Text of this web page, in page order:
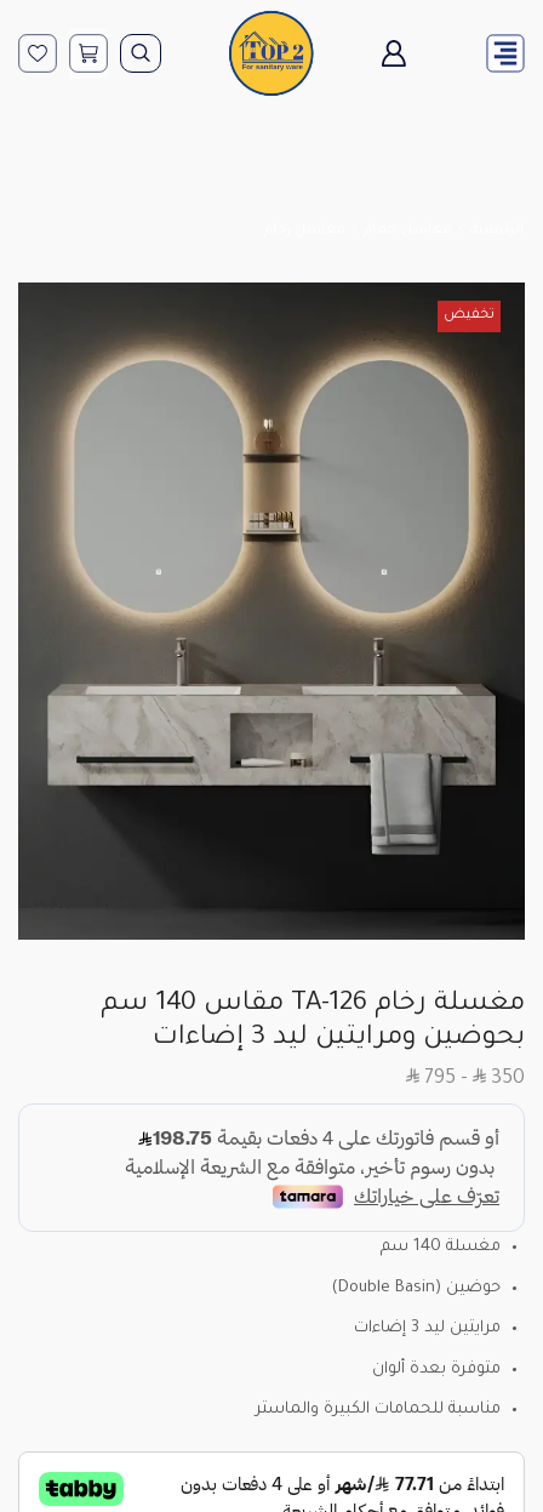
تخفيض
مغسلة رخام TA-126 مقاس 140 سم
بحوضين ومرايتين ليد 3 إضاءات
SAR 350
–
SAR 795
مغسلة 140 سم
حوضين (Double Basin)
مرايتين ليد 3 إضاءات
متوفرة بعدة ألوان
مناسبة للحمامات الكبيرة والماستر